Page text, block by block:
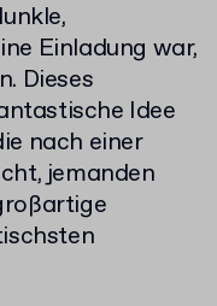
Einladung war,
Dieses
Idee
nach einer
jemanden